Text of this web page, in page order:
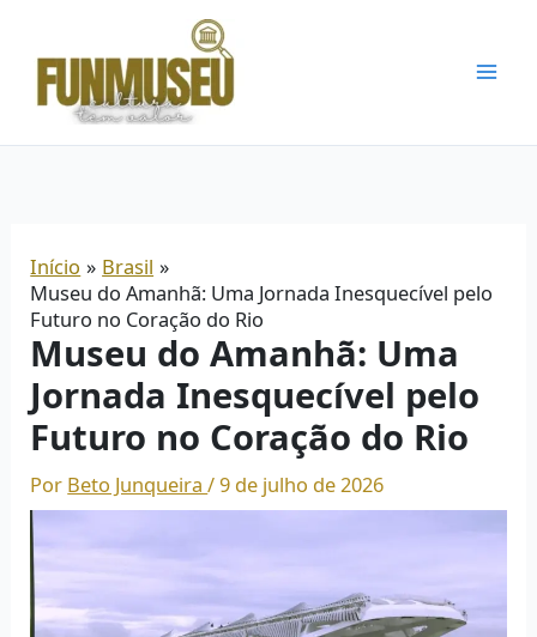
conteúdo
Início
Brasil
Museu do Amanhã: Uma Jornada Inesquecível pelo
Futuro no Coração do Rio
Museu do Amanhã: Uma
Jornada Inesquecível pelo
Futuro no Coração do Rio
Por Beto Junqueira/9 de julho de 2026